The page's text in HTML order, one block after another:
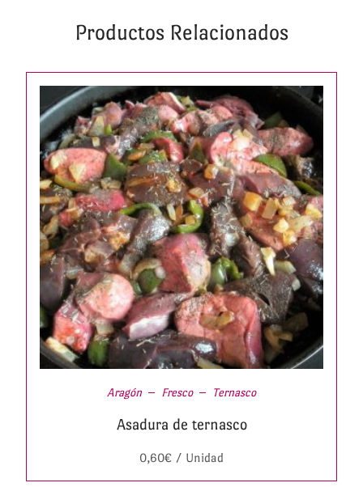
Productos Relacionados
Aragón Fresco Ternasco
Asadura de ternasco
0,60€ / Unidad